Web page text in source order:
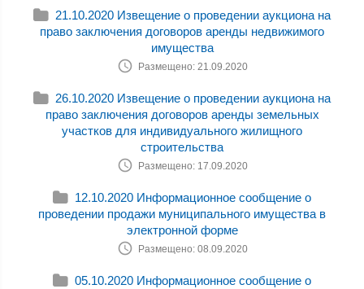
21.10.2020 Извещение о проведении аукциона на
право заключения договоров аренды недвижимого
имущества
Размещено: 21.09.2020
26.10.2020 Извещение о проведении аукциона на
право заключения договоров аренды земельных
участков для индивидуального жилищного
строительства
Размещено: 17.09.2020
12.10.2020 Информационное сообщение о
проведении продажи муниципального имущества в
электронной форме
Размещено: 08.09.2020
05.10.2020 Информационное сообщение о